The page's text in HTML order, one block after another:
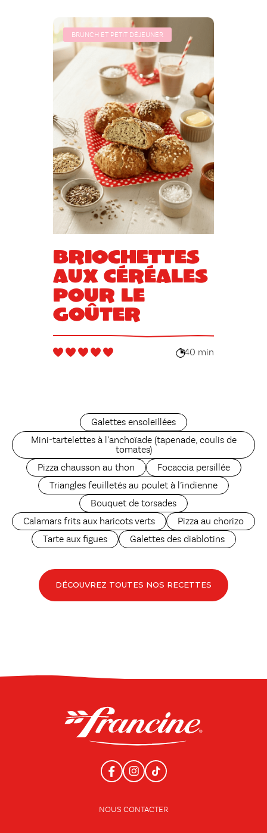
BRUNCH ET PETIT DÉJEUNER
Briochettes
aux céréales
pour le
goûter
40 min
Galettes ensoleillées
Mini-tartelettes à l’anchoïade (tapenade, coulis de
tomates)
Pizza chausson au thon
Focaccia persillée
Triangles feuilletés au poulet à l’indienne
Bouquet de torsades
Calamars frits aux haricots verts
Pizza au chorizo
Tarte aux figues
Galettes des diablotins
DÉCOUVREZ TOUTES NOS RECETTES
NOUS CONTACTER